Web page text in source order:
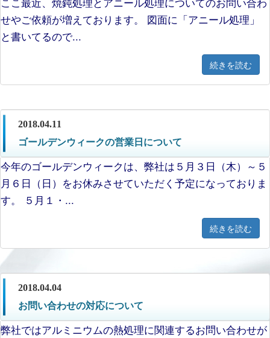
せやご依頼が増えております。 図面に「アニール処理」
と書いてるので...
続きを読む
2018.04.11
ゴールデンウィークの営業日について
今年のゴールデンウィークは、弊社は５月３日（木）～５
月６日（日）をお休みさせていただく予定になっておりま
す。 ５月１・...
続きを読む
2018.04.04
お問い合わせの対応について
弊社ではアルミニウムの熱処理に関連するお問い合わせが